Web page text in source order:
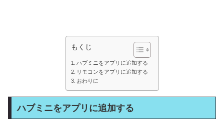
もくじ
ハブミニをアプリに追加する
リモコンをアプリに追加する
おわりに
ハブミニをアプリに追加する